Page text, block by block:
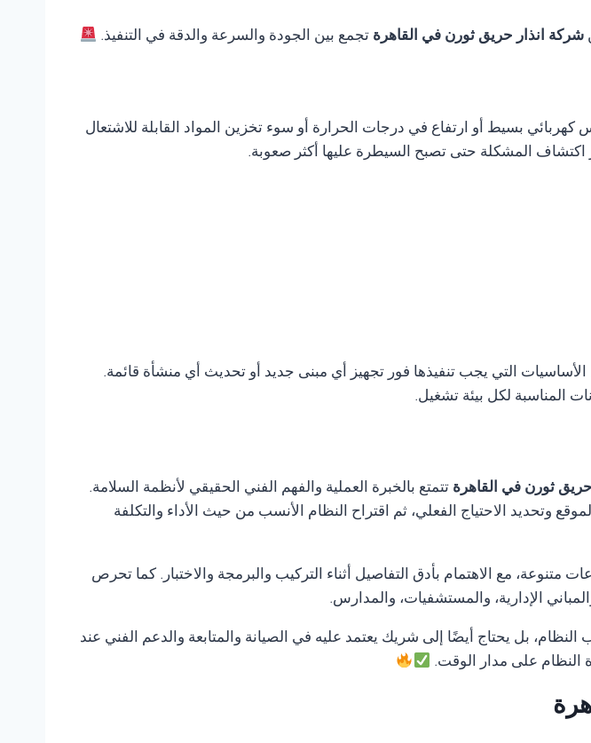
شركة انذار حريق ثورن في القاهرة تجمع بين الجودة والسرعة والدقة في التنفيذ.
بسيط أو ارتفاع في درجات الحرارة أو سوء تخزين المواد القابلة للاشتعال
المشكلة حتى تصبح السيطرة عليها أكثر صعوبة.
التي يجب تنفيذها فور تجهيز أي مبنى جديد أو تحديث أي منشأة قائمة.
المناسبة لكل بيئة تشغيل.
ثورن في القاهرة تتمتع بالخبرة العملية والفهم الفني الحقيقي لأنظمة السلامة.
وتحديد الاحتياج الفعلي، ثم اقتراح النظام الأنسب من حيث الأداء والتكلفة
مع الاهتمام بأدق التفاصيل أثناء التركيب والبرمجة والاختبار. كما تحرص
الإدارية، والمستشفيات، والمدارس.
النظام، بل يحتاج أيضًا إلى شريك يعتمد عليه في الصيانة والمتابعة والدعم الفني عند
على مدار الوقت.